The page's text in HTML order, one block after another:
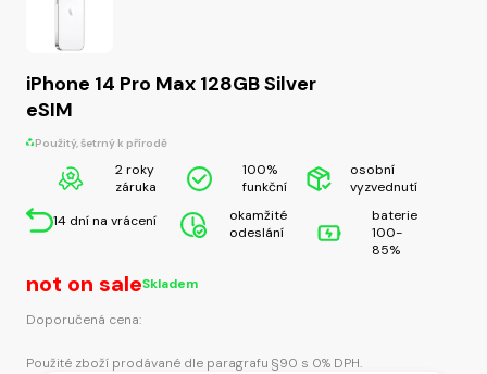
iPhone 14 Pro Max 128GB Silver
eSIM
Použitý, šetrný k přírodě
2 roky
záruka
100%
funkční
osobní
vyzvednutí
14 dní na vrácení
okamžité
odeslání
baterie
100-
85%
not on saleSkladem
Doporučená cena:
Použité zboží prodávané dle paragrafu §90 s 0% DPH.